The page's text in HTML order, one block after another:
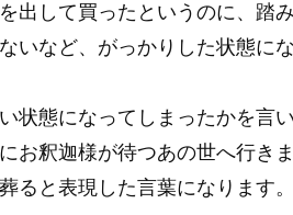
出して買ったというのに、踏
いなど、がっかりした状態に
状態になってしまったかを言
お釈迦様が待つあの世へ行き
ると表現した言葉になります。